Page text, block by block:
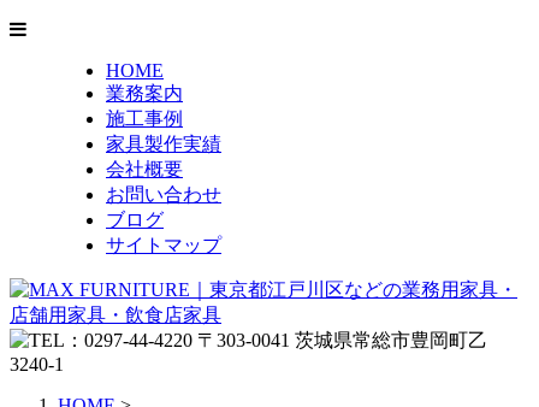
HOME
業務案内
施工事例
家具製作実績
会社概要
お問い合わせ
ブログ
サイトマップ